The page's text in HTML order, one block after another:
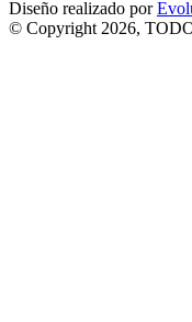
Diseño realizado por
© Copyright 2026,